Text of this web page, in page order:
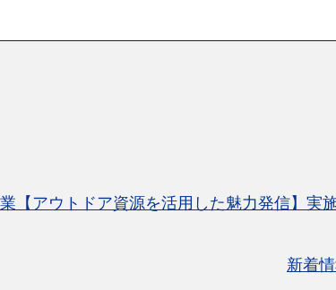
【アウトドア資源を活用した魅力発信】実
新着